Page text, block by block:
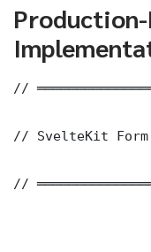
Production-
//
// SvelteKit Form
//